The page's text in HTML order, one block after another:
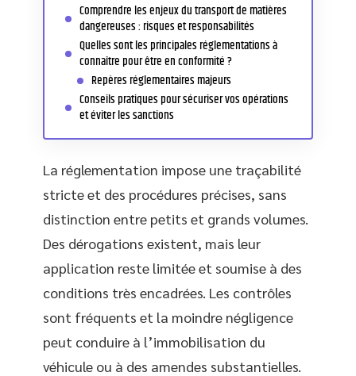
Comprendre les enjeux du transport de matières
dangereuses : risques et responsabilités
Quelles sont les principales réglementations à
connaître pour être en conformité ?
Repères réglementaires majeurs
Conseils pratiques pour sécuriser vos opérations
et éviter les sanctions
La réglementation impose une traçabilité
stricte et des procédures précises, sans
distinction entre petits et grands volumes.
Des dérogations existent, mais leur
application reste limitée et soumise à des
conditions très encadrées. Les contrôles
sont fréquents et la moindre négligence
peut conduire à l’immobilisation du
véhicule ou à des amendes substantielles.